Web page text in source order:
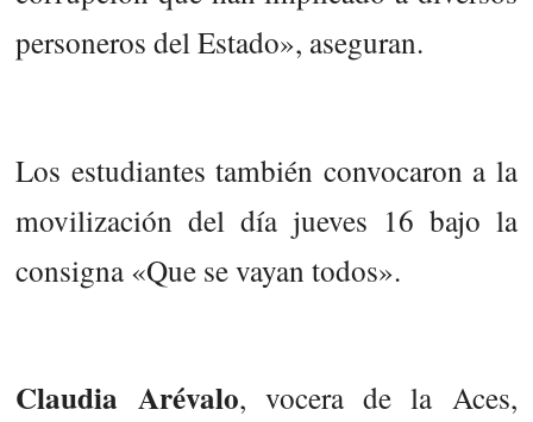
personeros del Estado», aseguran.
Los estudiantes también convocaron a la
movilización del día jueves 16 bajo la
consigna «Que se vayan todos».
Claudia Arévalo, vocera de la Aces,